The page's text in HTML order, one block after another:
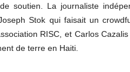
soutien. La journaliste
Stok qui faisait un
RISC, et Carlos
de terre en Haiti.